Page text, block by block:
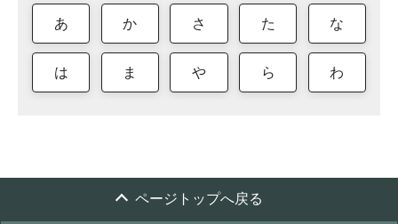
あ か さ た な
は ま や ら わ
ページトップへ戻る